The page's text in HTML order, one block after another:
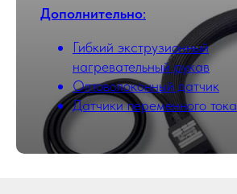
Дополнительно:
Гибкий экструзионный
нагревательный рукав
Оптоволоконный датчик
Датчики переменного тока